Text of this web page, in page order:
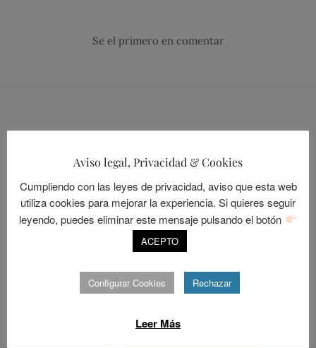
Se el primero en comentar
Aviso legal, Privacidad & Cookies
Cumpliendo con las leyes de privacidad, aviso que esta web
utiliza cookies para mejorar la experiencia. Si quieres seguir
leyendo, puedes eliminar este mensaje pulsando el botón
ACEPTO
Configurar Cookies Rechazar
Leer Más